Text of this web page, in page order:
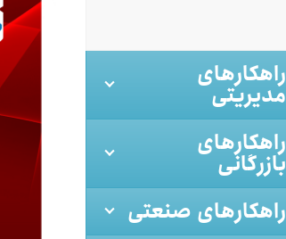
راهکارهای
مدیریتی
راهکارهای
بازرگانی
راهکارهای صنعتی